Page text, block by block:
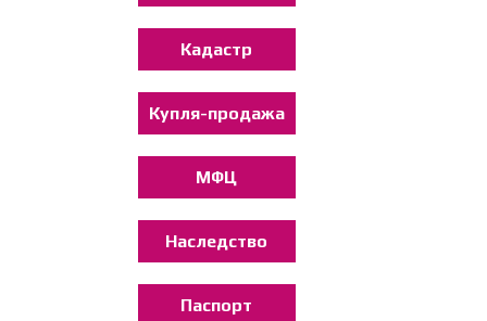
Кадастр
Купля-продажа
МФЦ
Наследство
Паспорт